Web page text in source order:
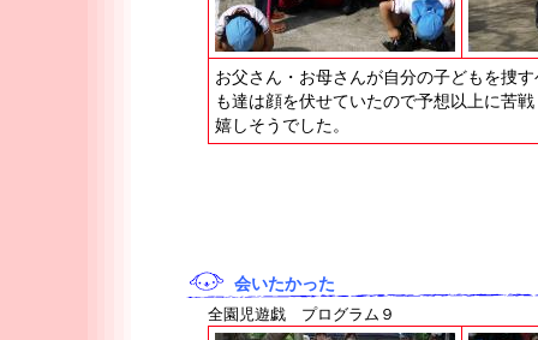
お父さん・お母さんが自分の子どもを捜
も達は顔を伏せていたので予想以上に苦
嬉しそうでした。
会いたかった
全園児遊戯 プログラム９